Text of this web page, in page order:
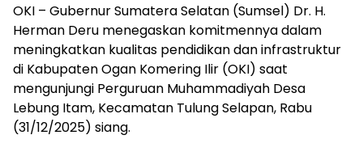
OKI – Gubernur Sumatera Selatan (Sumsel) Dr. H.
Herman Deru menegaskan komitmennya dalam
meningkatkan kualitas pendidikan dan infrastruktur
di Kabupaten Ogan Komering Ilir (OKI) saat
mengunjungi Perguruan Muhammadiyah Desa
Lebung Itam, Kecamatan Tulung Selapan, Rabu
(31/12/2025) siang.